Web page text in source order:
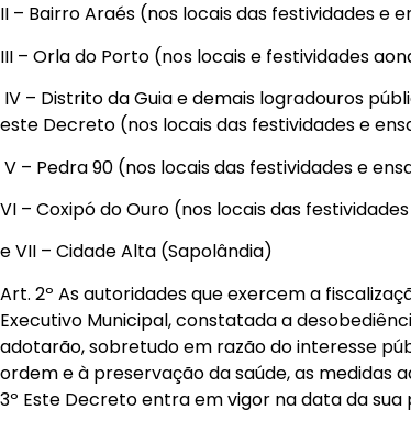
II – Bairro Araés (nos locais das festividades e
III – Orla do Porto (nos locais e festividades
IV – Distrito da Guia e demais logradouros
este Decreto (nos locais das festividades e
V – Pedra 90 (nos locais das festividades e
VI – Coxipó do Ouro (nos locais das
e VII – Cidade Alta (Sapolândia)
Art. 2º As autoridades que exercem a
Executivo Municipal, constatada a
adotarão, sobretudo em razão do interesse
ordem e à preservação da saúde, as medidas
3º Este Decreto entra em vigor na data da sua